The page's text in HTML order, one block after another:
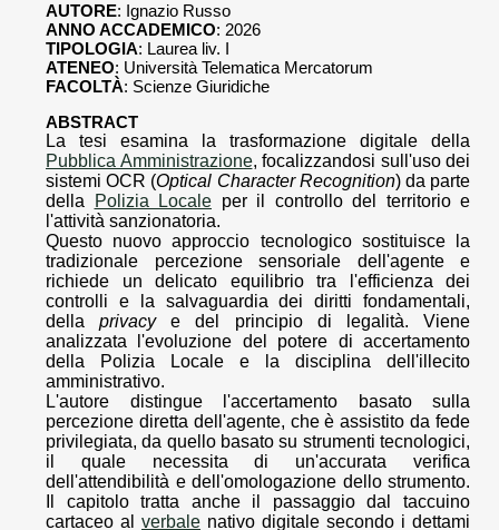
AUTORE: Ignazio Russo
ANNO ACCADEMICO: 2026
TIPOLOGIA: Laurea liv. I
ATENEO: Università Telematica Mercatorum
FACOLTÀ: Scienze Giuridiche
ABSTRACT
La tesi esamina la trasformazione digitale della
Pubblica Amministrazione, focalizzandosi sull'uso dei
sistemi OCR (Optical Character Recognition) da parte
della
Polizia Locale per il controllo del territorio e
l'attività sanzionatoria.
Questo nuovo approccio tecnologico sostituisce la
tradizionale percezione sensoriale dell'agente e
richiede un delicato equilibrio tra l'efficienza dei
controlli e la salvaguardia dei diritti fondamentali,
dellaprivacye del principio di legalità. Viene
analizzata l'evoluzione del potere di accertamento
della Polizia Locale e la disciplina dell'illecito
amministrativo.
L'autore distingue l'accertamento basato sulla
percezione diretta dell'agente, che è assistito da fede
privilegiata, da quello basato su strumenti tecnologici,
il quale necessita di un'accurata verifica
dell'attendibilità e dell'omologazione dello strumento.
Il capitolo tratta anche il passaggio dal taccuino
cartaceo al verbale nativo digitale secondo i dettami